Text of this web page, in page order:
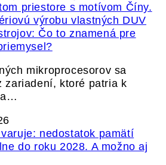
výrobu vlastných DUV
Čo to znamená pre
mikroprocesorov sa
zariadení, ktoré patria k
a…